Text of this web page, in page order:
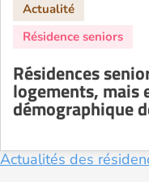
Résidences
logements, mais
démographique
Actualités des